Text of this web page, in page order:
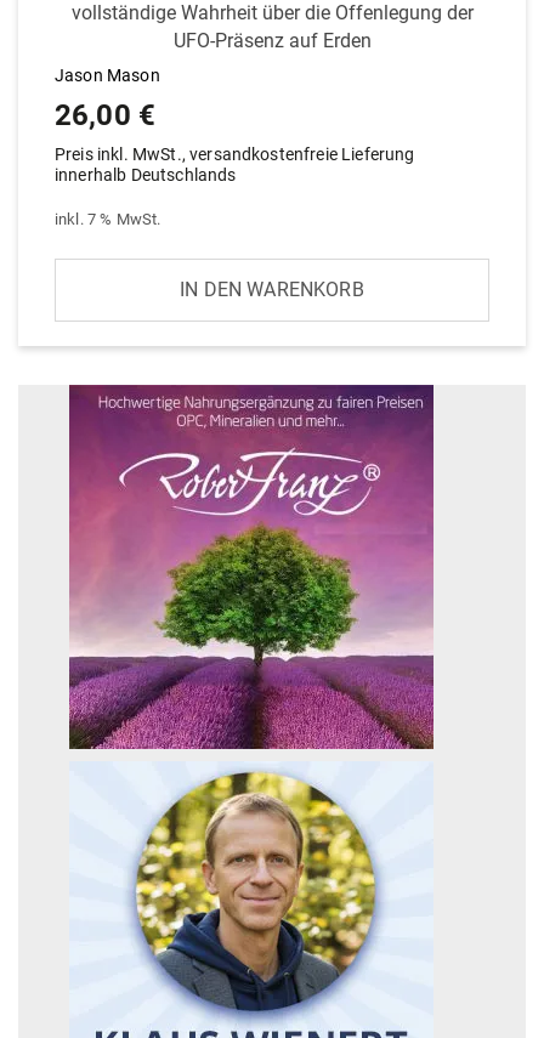
voll­ständige Wahrheit über die Offen­legung der
UFO-Präsenz auf Erden
Jason Mason
26,00 €
Preis inkl. MwSt., versandkostenfreie Lieferung
innerhalb Deutschlands
inkl. 7 % MwSt.
IN DEN WARENKORB